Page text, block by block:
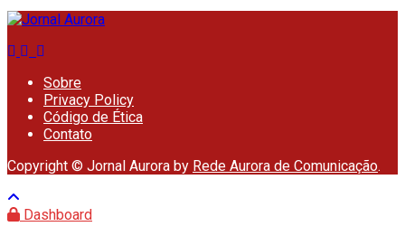
Sobre
Privacy Policy
Código de Ética
Contato
Copyright © Jornal Aurora by Rede Aurora de Comunicação.
Dashboard